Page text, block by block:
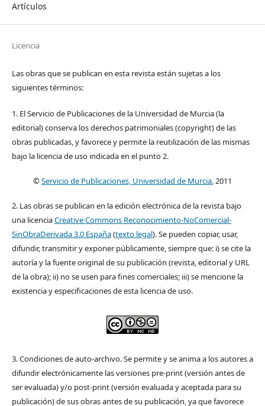
Artículos
Licencia
Las obras que se publican en esta revista están sujetas a los
siguientes términos:
1. El Servicio de Publicaciones de la Universidad de Murcia (la
editorial) conserva los derechos patrimoniales (copyright) de las
obras publicadas, y favorece y permite la reutilización de las mismas
bajo la licencia de uso indicada en el punto 2.
©Servicio de Publicaciones, Universidad de Murcia, 2011
2. Las obras se publican en la edición electrónica de la revista bajo
una licenciaCreative Commons Reconocimiento-NoComercial-
SinObraDerivada 3.0 España(texto legal). Se pueden copiar, usar,
difundir, transmitir y exponer públicamente, siempre que: i) se cite la
autoría y la fuente original de su publicación (revista, editorial y URL
de la obra); ii) no se usen para fines comerciales; iii) se mencione la
existencia y especificaciones de esta licencia de uso.
3. Condiciones de auto-archivo. Se permite y se anima a los autores a
difundir electrónicamente las versiones pre-print (versión antes de
ser evaluada) y/o post-print (versión evaluada y aceptada para su
publicación) de sus obras antes de su publicación, ya que favorece